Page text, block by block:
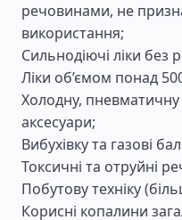
речовинами, не
використання;
Сильнодіючі ліки без
Ліки об’ємом понад
Холодну,
аксесуари;
Вибухівку та газові
Токсичні та отруйні
Побутову техніку
Корисні копалини